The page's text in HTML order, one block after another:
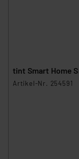
Artikel-Nr. 254591